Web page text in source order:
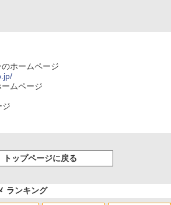
ホームページ
ムページ
ジ
トップページに戻る
ランキング